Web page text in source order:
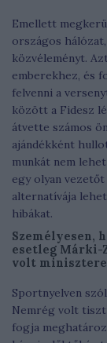
Emellett
országos
közvéleményt.
emberekhez, és
felvenni a
között a Fidesz
átvette számos
ajándékként
munkát nem
egy olyan
alternatívája
hibákat.
Személyesen,
esetleg Márki-
volt
Sportnyelven
Nemrég volt
fogja